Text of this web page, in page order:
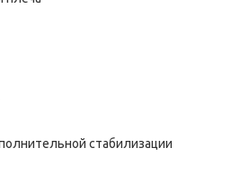
стабилизации